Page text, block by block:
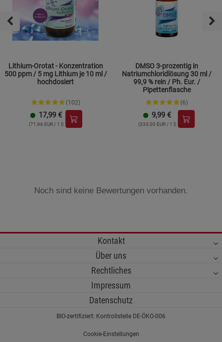
Lithium-Orotat - Konzentration
500 ppm / 5 mg Lithium je 10 ml /
hochdosiert
(102)
17,99 €
(71,96 EUR / 1 l)
DMSO 3-prozentig in
Natriumchloridlösung 30 ml /
99,9 % rein / Ph. Eur. /
Pipettenflasche
(6)
9,99 €
(333,00 EUR / 1 l)
Noch sind keine Bewertungen vorhanden.
Kontakt
Über uns
Rechtliches
Impressum
Datenschutz
BIO-zertifiziert: Kontrollstelle DE-ÖKO-006
Cookie-Einstellungen